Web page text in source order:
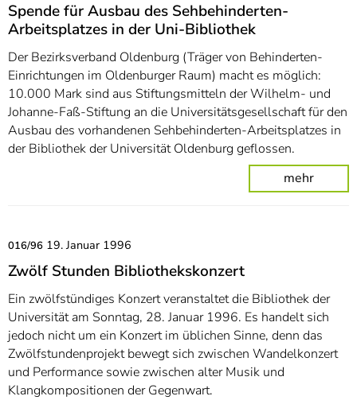
Spende für Ausbau des Sehbehinderten-
Arbeitsplatzes in der Uni-Bibliothek
Der Bezirksverband Oldenburg (Träger von Behinderten-
Einrichtungen im Oldenburger Raum) macht es möglich:
10.000 Mark sind aus Stiftungsmitteln der Wilhelm- und
Johanne-Faß-Stiftung an die Universitätsgesellschaft für den
Ausbau des vorhandenen Sehbehinderten-Arbeitsplatzes in
der Bibliothek der Universität Oldenburg geflossen.
mehr
016/96 19. Januar 1996
Zwölf Stunden Bibliothekskonzert
Ein zwölfstündiges Konzert veranstaltet die Bibliothek der
Universität am Sonntag, 28. Januar 1996. Es handelt sich
jedoch nicht um ein Konzert im üblichen Sinne, denn das
Zwölfstundenprojekt bewegt sich zwischen Wandelkonzert
und Performance sowie zwischen alter Musik und
Klangkompositionen der Gegenwart.